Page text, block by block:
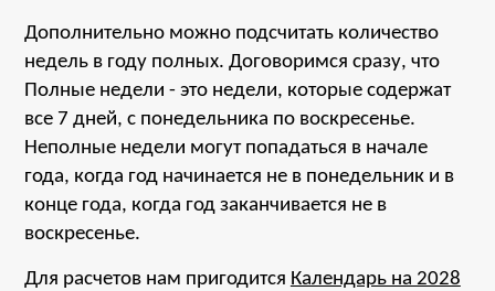
Дополнительно можно подсчитать количество
недель в году полных. Договоримся сразу, что
Полные недели - это недели, которые содержат
все 7 дней, с понедельника по воскресенье.
Неполные недели могут попадаться в начале
года, когда год начинается не в понедельник и в
конце года, когда год заканчивается не в
воскресенье.
Для расчетов нам пригодится Календарь на 2028